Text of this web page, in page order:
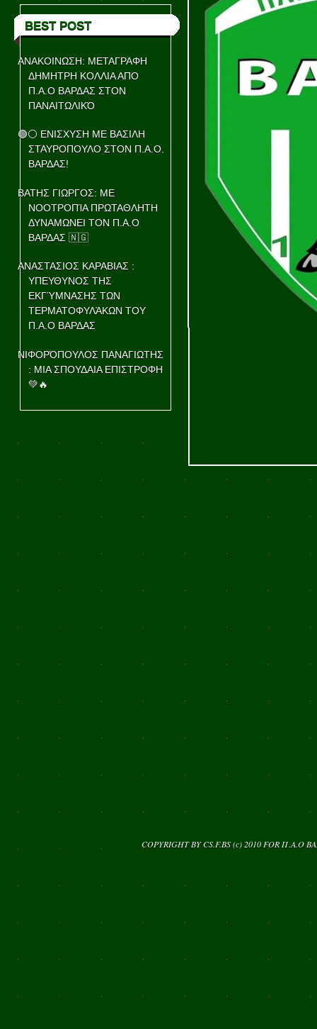
BEST POST
ΑΝΑΚΟΙΝΩΣΗ: ΜΕΤΑΓΡΑΦΗ
ΔΗΜΗΤΡΗ ΚΟΛΛΙΑ ΑΠΟ
Π.Α.Ο ΒΑΡΔΑΣ ΣΤΟΝ
ΠΑΝΑΙΤΩΛΙΚΌ
🟢⚪ ΕΝΙΣΧΥΣΗ ΜΕ ΒΑΣΙΛΗ
ΣΤΑΥΡΟΠΟΥΛΟ ΣΤΟΝ Π.Α.Ο.
ΒΑΡΔΑΣ!
ΒΑΤΗΣ ΓΙΩΡΓΟΣ: ΜΕ
ΝΟΟΤΡΟΠΊΑ ΠΡΩΤΑΘΛΗΤΗ
ΔΥΝΑΜΩΝΕΙ ΤΟΝ Π.Α.Ο
ΒΑΡΔΑΣ 🇳🇬
ΑΝΑΣΤΑΣΙΟΣ ΚΑΡΑΒΙΑΣ :
ΥΠΕΥΘΥΝΟΣ ΤΗΣ
ΕΚΓΎΜΝΑΣΗΣ ΤΩΝ
ΤΕΡΜΑΤΟΦΥΛΆΚΩΝ ΤΟΥ
Π.Α.Ο ΒΑΡΔΑΣ
ΝΙΦΟΡΌΠΟΥΛΟΣ ΠΑΝΑΓΙΩΤΗΣ
: ΜΙΑ ΣΠΟΥΔΑΙΑ ΕΠΙΣΤΡΟΦΗ
💚🔥
COPYRIGHT BY CS.F.BS (c) 2010 FORΠ.Α.Ο